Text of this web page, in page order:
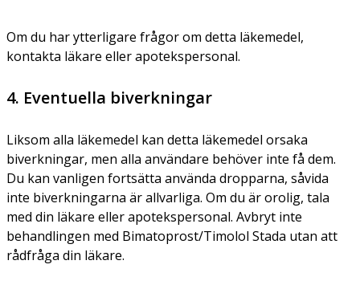
Om du har ytterligare frågor om detta läkemedel,
kontakta läkare eller apotekspersonal.
4. Eventuella biverkningar
Liksom alla läkemedel kan detta läkemedel orsaka
biverkningar, men alla användare behöver inte få dem.
Du kan vanligen fortsätta använda dropparna, såvida
inte biverkningarna är allvarliga. Om du är orolig, tala
med din läkare eller apotekspersonal. Avbryt inte
behandlingen med Bimatoprost/Timolol Stada utan att
rådfråga din läkare.